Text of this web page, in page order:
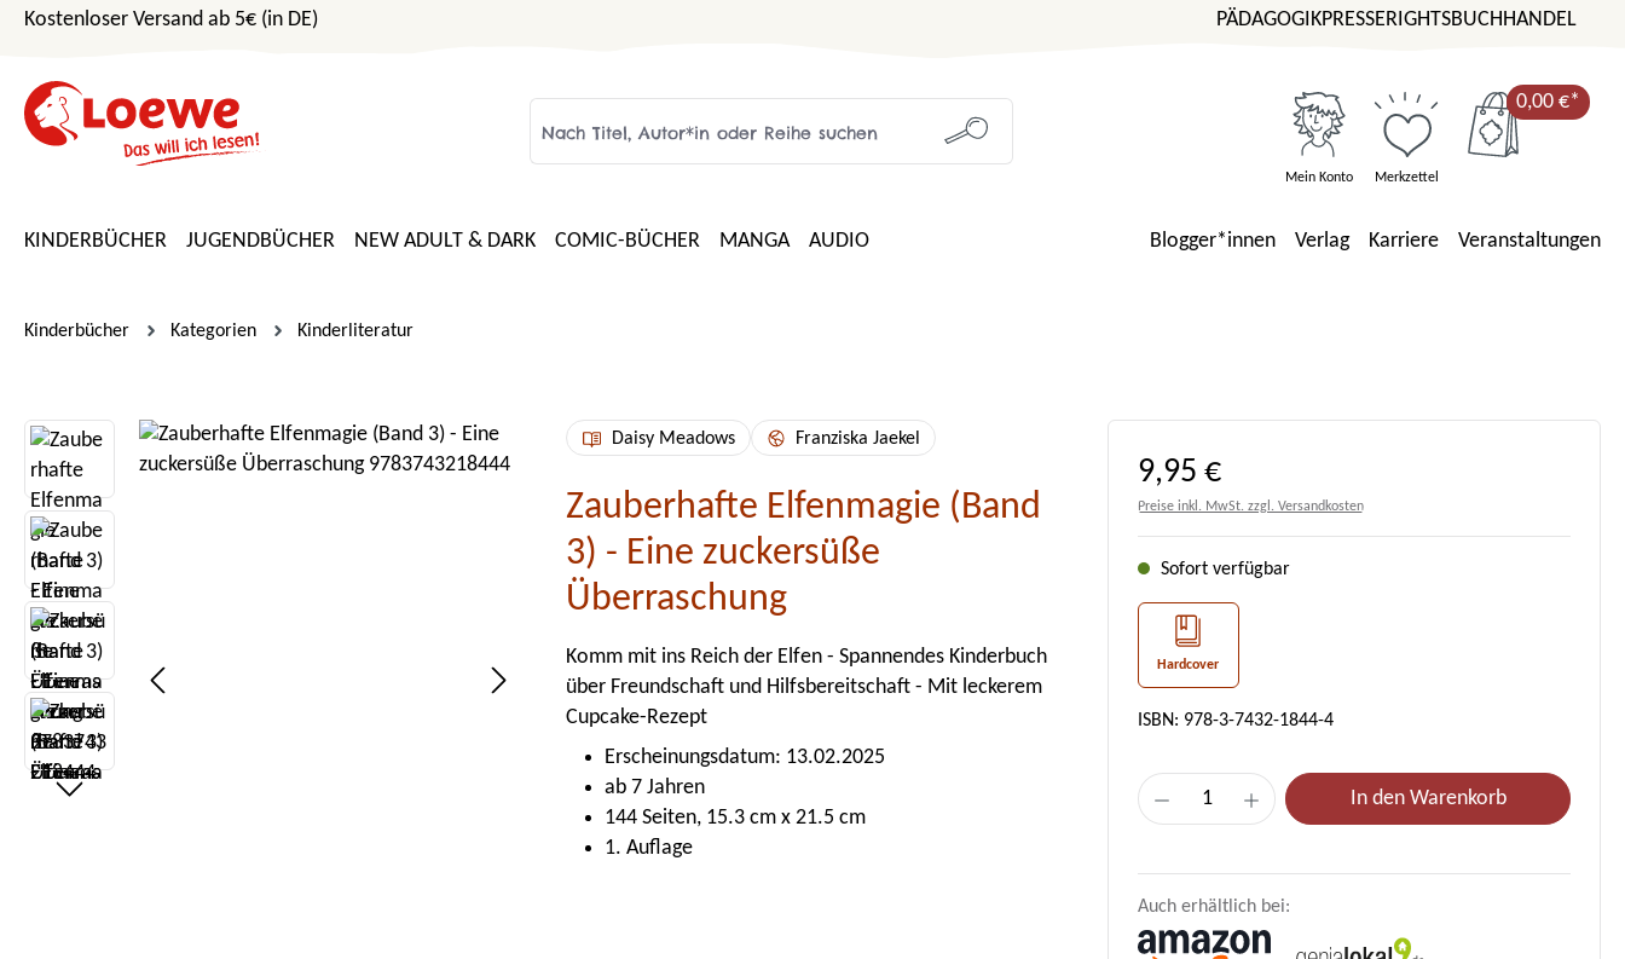
Hauptinhalt springen
Zur Suche springen
Zur Hauptnavigation springen
Kostenloser Versand ab 5€ (in DE) PÄDAGOGIKPRESSERIGHTSBUCHHANDEL
Mein Konto Merkzettel
0,00 €*
KINDERBÜCHER JUGENDBÜCHER NEW ADULT & DARK COMIC-BÜCHER MANGA AUDIO Blogger*innen Verlag Karriere Veranstaltungen
Kinderbücher Kategorien Kinderliteratur
Bildergalerie überspringen Daisy Meadows Franziska Jaekel
Zauberhafte Elfenmagie (Band
3) - Eine zuckersüße
Überraschung
Komm mit ins Reich der Elfen - Spannendes Kinderbuch
über Freundschaft und Hilfsbereitschaft - Mit leckerem
Cupcake-Rezept
Erscheinungsdatum: 13.02.2025
ab 7 Jahren
144 Seiten, 15.3 cm x 21.5 cm
1. Auflage
Regulärer Preis:
9,95 €
Preise inkl. MwSt. zzgl. Versandkosten
Sofort verfügbar
Hardcover
ISBN: 978-3-7432-1844-4
Produkt Anzahl: Gib den gewünschten
In den Warenkorb
Auch erhältlich bei: